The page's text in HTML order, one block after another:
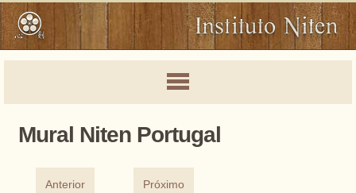
Mural Niten Portugal
Anterior Próximo